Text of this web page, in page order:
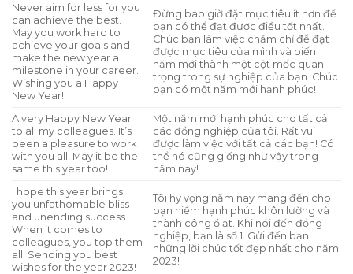
Never aim for less for you
can achieve the best.
May you work hard to
achieve your goals and
make the new year a
milestone in your career.
Wishing you a Happy
New Year!
Đừng bao giờ đặt mục tiêu ít hơn để
bạn có thể đạt được điều tốt nhất.
Chúc bạn làm việc chăm chỉ để đạt
được mục tiêu của mình và biến
năm mới thành một cột mốc quan
trọng trong sự nghiệp của bạn. Chúc
bạn có một năm mới hạnh phúc!
A very Happy New Year
to all my colleagues. It’s
been a pleasure to work
with you all! May it be the
same this year too!
Một năm mới hạnh phúc cho tất cả
các đồng nghiệp của tôi. Rất vui
được làm việc với tất cả các bạn! Có
thể nó cũng giống như vậy trong
năm nay!
I hope this year brings
you unfathomable bliss
and unending success.
When it comes to
colleagues, you top them
all. Sending you best
wishes for the year 2023!
Tôi hy vọng năm nay mang đến cho
bạn niềm hạnh phúc khôn lường và
thành công ồ ạt. Khi nói đến đồng
nghiệp, bạn là số 1. Gửi đến bạn
những lời chúc tốt đẹp nhất cho năm
2023!